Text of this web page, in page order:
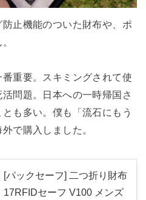
止機能のついた財布や、ポ
重要。スキミングされて使
問題。日本への一時帰国さ
も多い。僕も「流石にもう
で購入しました。
[パックセーフ] 二つ折り財布
17RFIDセーフ V100 メンズ